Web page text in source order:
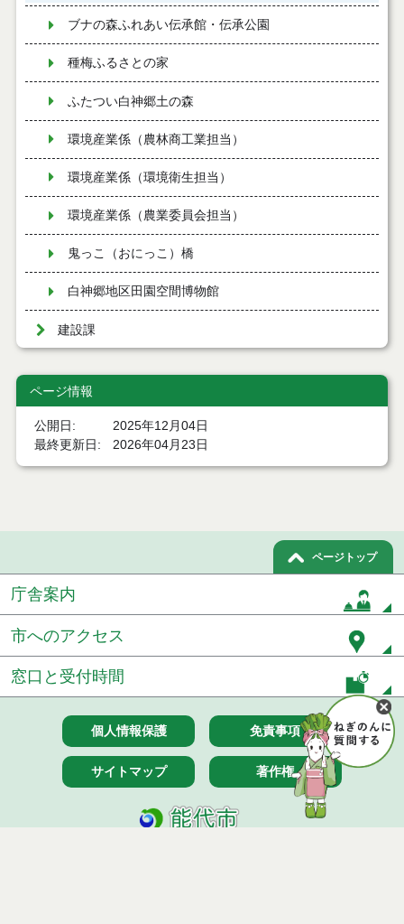
ブナの森ふれあい伝承館・伝承公園
種梅ふるさとの家
ふたつい白神郷土の森
環境産業係（農林商工業担当）
環境産業係（環境衛生担当）
環境産業係（農業委員会担当）
鬼っこ（おにっこ）橋
白神郷地区田園空間博物館
建設課
ページ情報
公開日
2025年12月04日
最終更新日
2026年04月23日
ページトップ
庁舎案内
市へのアクセス
窓口と受付時間
個人情報保護 免責事項
サイトマップ 著作権